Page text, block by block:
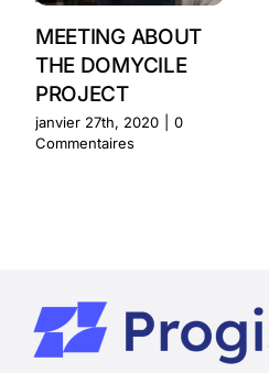
MEETING ABOUT
THE DOMYCILE
PROJECT
janvier 27th, 2020
0
Commentaires